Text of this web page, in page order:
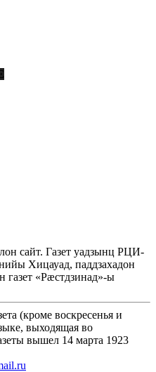
сайт. Газет уадзынц РЦИ-
Хицауад, паддзахадон
газет «Рæстдзинад»-ы
(кроме воскресенья и
выходящая во
вышел 14 марта 1923